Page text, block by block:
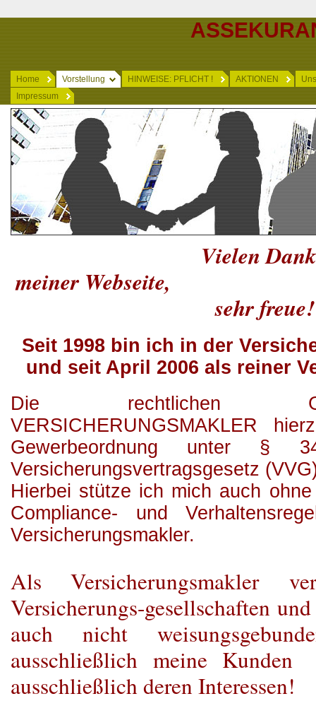
Home Vorstellung HINWEISE: PFLICHT ! AKTIONEN
Impressum
Vielen Dank für
meiner Webseite,
sehr freue!
Seit 1998 bin ich in der
und seit April 2006 als reiner
Die rechtlichen
VERSICHERUNGSMAKLER
Gewerbeordnung unter §
Versicherungsvertragsgesetz
Hierbei stütze ich mich auch
Compliance- und
Versicherungsmakler.
Als Versicherungsmakler
Versicherungs-gesellschaften
auch nicht
ausschließlich meine
ausschließlich deren Interessen!